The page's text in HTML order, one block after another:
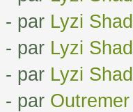
- par Lyzi
- par Lyzi
- par Lyzi
- par Outremer